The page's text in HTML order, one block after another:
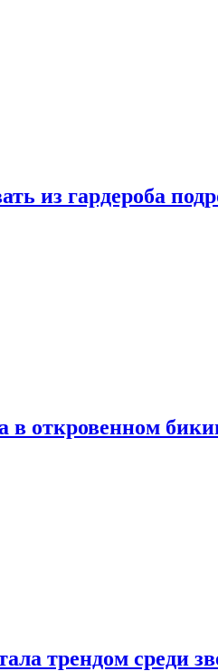
из гардероба
откровенном
трендом среди